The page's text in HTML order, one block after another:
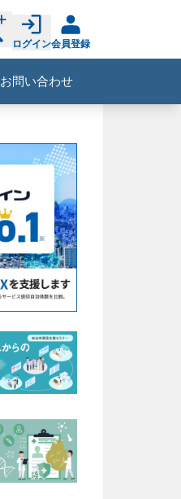
ログイン会員登録
お問い合わせ